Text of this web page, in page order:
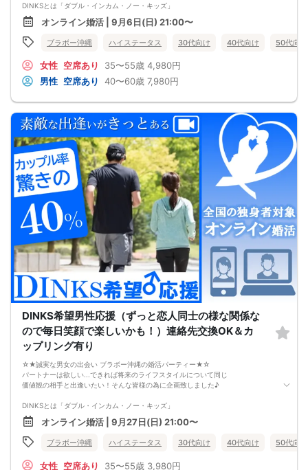
その人のために必ず実施します
※はじめてセミナーに参加する方も
ビデオオフでも参加OKにしているので
安心してください
DINKSとは「ダブル・インカム・ノー・キッズ」
夫婦２人だけの結婚生活を希望する男性にお集まり頂きます。
DINKSにはこだわってないけれど共働きをしながら、
パートナーと二人だけのライフスタイルを楽しみたい、
【注意事項】
・全国各地に募集しております。お相手の居住地はご自身の居住地と異なる場合
等をご準備下さい。
・確認書類を提示頂けない場合はご参加をお断りする場合も御座いますので予め
ご了承下さいませ。
・終了時刻は目安となります。正確な終了時刻はイベント開始時にスタッフより
ご案内いたします。
・直前の申込みや当日のキャンセルにより男女比が偏る可能性がございますこと
をご了承ください。
・最小催行人数 1対1、最大20名（男女比調整のため定員になる前にキャンセル待
ちとなる場合がございます）
・イベント開催時刻１時間前迄に最小催行人数に満たない場合は中止のご連絡を
差し上げます。
オンライン婚活 | 9月6日(日) 21:00〜
ブラボー沖縄 ハイステータス 30代向け 40代向け 50代向け
女性 空席あり 35〜55歳 4,980円
男性 空席あり 40〜60歳 7,980円
DINKS希望男性応援（ずっと恋人同士の様な関係な
ので毎日笑顔で楽しいかも！）連絡先交換OK＆カ
ップリング有り
☆★誠実な男女の出会い ブラボー沖縄の婚活パーティー★☆
パートナーは欲しい...できれば将来のライフスタイルについて同じ
価値観の相手と出逢いたい！そんな皆様の為に企画致しました♪
DINKSとは「ダブル・インカム・ノー・キッズ」
夫婦２人だけの結婚生活を希望する男性にお集まり頂きます。
DINKSにはこだわってないけれど共働きをしながら、
パートナーと二人だけのライフスタイルを楽しみたい、
オンライン婚活 | 9月27日(日) 21:00〜
ブラボー沖縄 ハイステータス 30代向け 40代向け 50代向け
女性 空席あり 35〜55歳 3,980円